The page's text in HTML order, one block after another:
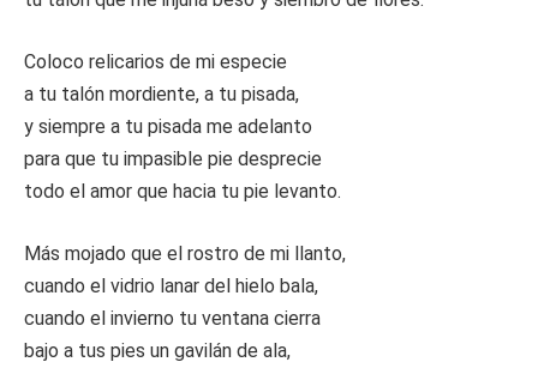
Coloco relicarios de mi especie
a tu talón mordiente, a tu pisada,
y siempre a tu pisada me adelanto
para que tu impasible pie desprecie
todo el amor que hacia tu pie levanto.
Más mojado que el rostro de mi llanto,
cuando el vidrio lanar del hielo bala,
cuando el invierno tu ventana cierra
bajo a tus pies un gavilán de ala,